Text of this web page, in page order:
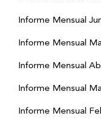
Informe Mensual
Informe Mensual
Informe Mensual
Informe Mensual
Informe Mensual